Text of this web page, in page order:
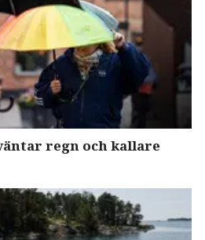
regn och kallare